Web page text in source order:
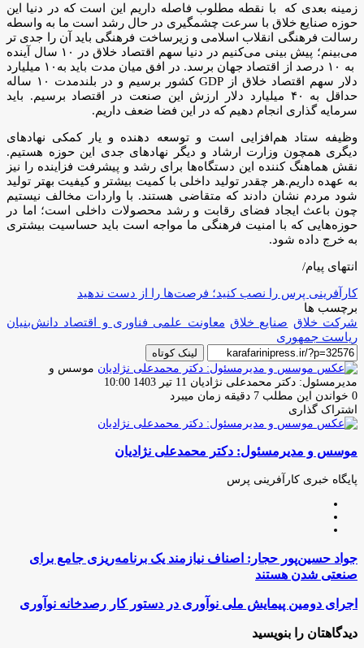
زمینه بعدی که با نقطه مطلوب فاصله داریم این است که در دنیا این
حوزه صنایع خلاق با سرعت چشمگیری در حال رشد است ما به واسطه
رسالت فرهنگی انقلاب اسلامی و زیرساخت فرهنگی باید آن را جدی تر
می‌بینم؛ پیش بینی می‌کنیم در دنیا سهم اقتصاد خلاق در ۱۰ سال آینده
به ۱۰ درصد از اقتصاد جهان برسد. در افق میان مدت باید به۱۰ میلیارد
دلار سهم اقتصاد خلاق از GDP کشور برسیم و در بلندمدت ۱۰ ساله
حداقل به ۴۰ میلیارد دلار ارزش این صنعت در اقتصاد برسیم. باید
سرمایه گذاری انجام دهیم که در این فضا ضعف داریم.
وظیفه ستاد هم‌افزایی است و توسعه دهنده و یار کمکی نهادهای
دیگری همچون وزارت ارشاد و دیگر نهادهای جدی این حوزه هستیم.
نقش هماهنگ کننده این دستگاه‌ها برای رشد و پیشرفت فزاینده را نیز
به عهده داریم.هر چقدر تولید داخلی با کمیت بیشتر و کیفیت بهتر تولید
شود مردم نشان دادند که متقاضی هستند. با واردات مخالف نیستیم
چون باعث ایجاد فضای رقابت و رشد محصولات داخلی است؛ اما در
حوزه‌هایی که با امنیت فرهنگی ما مواجه است باید حساسیت بیشتری
به خرج داده شود.
انتهای پیام/
کارآفرینی پرس را نصب کنید؛ فرصت‌ها را از دست ندهید
برچسب ها
شرکت خلاق صنایع خلاق معاونت علمی فناوری و اقتصاد دانش‌بنیان
ریاست جمهوری
لینک کوتاه
موسس و
مدیرمسئول: دکتر محمدعلی نژادیان ارسال
ایمیل
11 تیر 1403 10:00
0 خواندن این مطلب 7 دقیقه زمان میبرد
اشتراک گذاری
فیس
توئیتر
لینکدین
واتس
تلگرام
اشتراک
از
ایمیل
چاپ
موسس و مدیرمسئول: دکتر محمدعلی نژادیان
پایگاه خبری کارآفرینی پرس
جواد
حسین‌پور
حجار:
اصناف
نیازمند
برنامه‌ریزی
جواد حسین‌پور حجار: اصناف نیازمند یک برنامه‌ریزی جامع برای
صنعتی شدن هستند
اجرای
پیمایش
اجرای دومین پیمایش ملی نوآوری در دستور کار رصدخانه نوآوری
دیدگاهتان را بنویسید